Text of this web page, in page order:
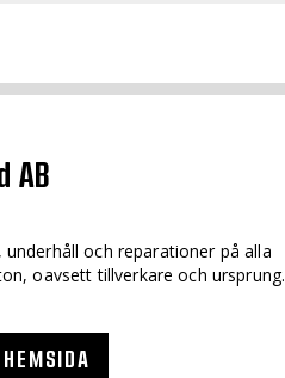
AB
underhåll och reparationer på alla
oavsett tillverkare och ursprung.